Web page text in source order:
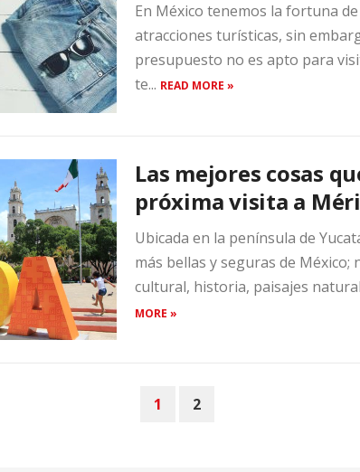
En México tenemos la fortuna
atracciones turísticas, sin
presupuesto no es apto para
te... READ MORE »
Las mejores cosas
próxima visita a
Ubicada en la península de
más bellas y seguras de
cultural, historia, paisajes
MORE »
1 2